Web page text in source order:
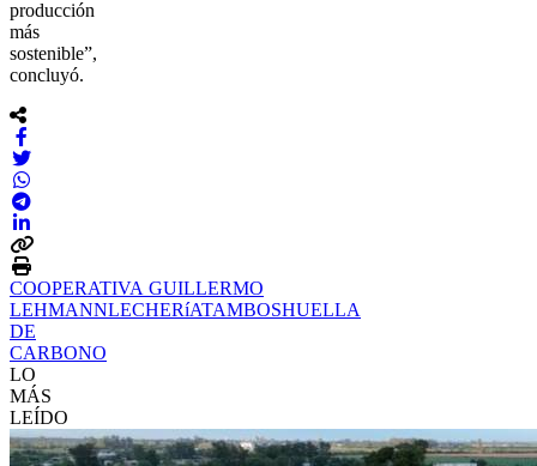
producción
más
sostenible”,
concluyó.
COOPERATIVA GUILLERMO
LEHMANNLECHERíATAMBOSHUELLA
DE
CARBONO
LO
MÁS
LEÍDO